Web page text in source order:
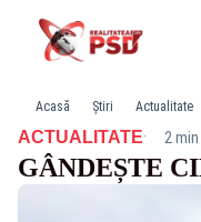
Acasă Știri Actualitate
ACTUALITATE· 2
GÂNDEȘTE